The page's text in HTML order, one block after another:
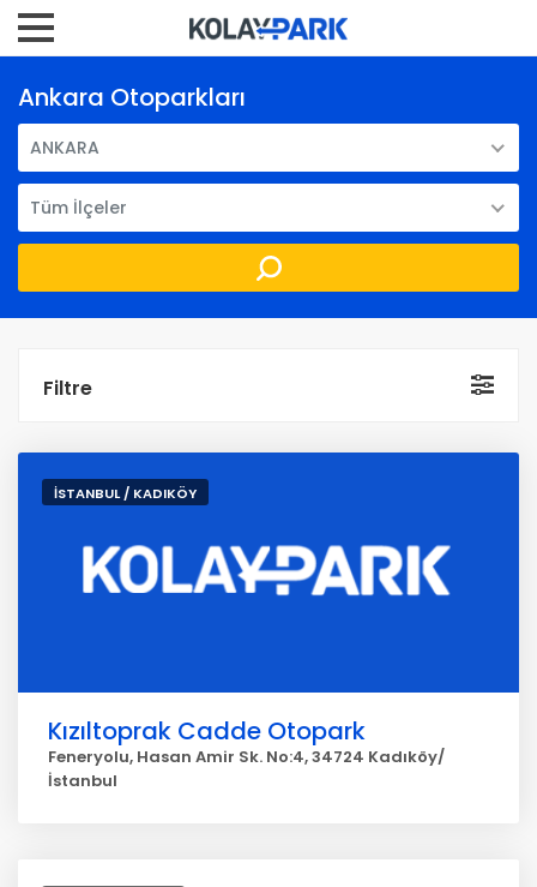
Ankara Otoparkları
ANKARA
Tüm İlçeler
Filtre
İSTANBUL / KADIKÖY
Kızıltoprak Cadde Otopark
Feneryolu, Hasan Amir Sk. No:4, 34724 Kadıköy/
İstanbul